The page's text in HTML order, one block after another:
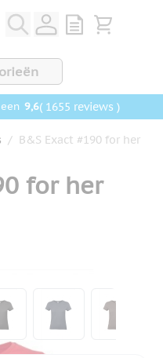
View quote,
Bekijk
9,6( 1655 reviews )
/ B&S Exact #190 for her
for her
image
View larger image
View larger